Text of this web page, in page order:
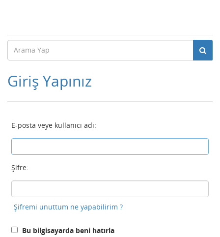
Giriş Yapınız
E-posta veye kullanıcı adı:
Şifre:
Şifremi unuttum ne yapabilirim ?
Bu bilgisayarda beni hatırla